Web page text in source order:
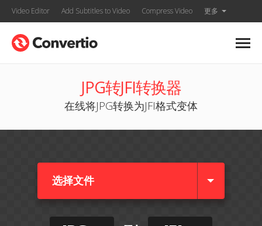
Video Editor Add Subtitles to Video Compress Video 更多
JPG转JFI转换器
在线将JPG转换为JFI格式变体
选择文件